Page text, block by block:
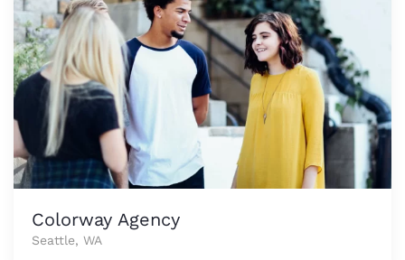
Colorway Agency
Seattle, WA